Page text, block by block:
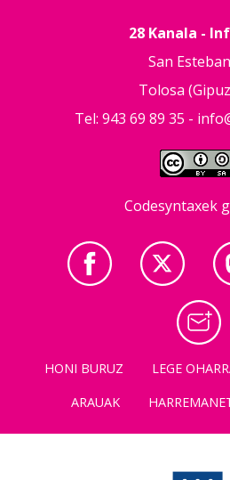
28 Kanala -
San
Tolosa
Tel: 943 69 89 35 -
Codesyntaxek
HONI BURUZ LEGE
ARAUAK